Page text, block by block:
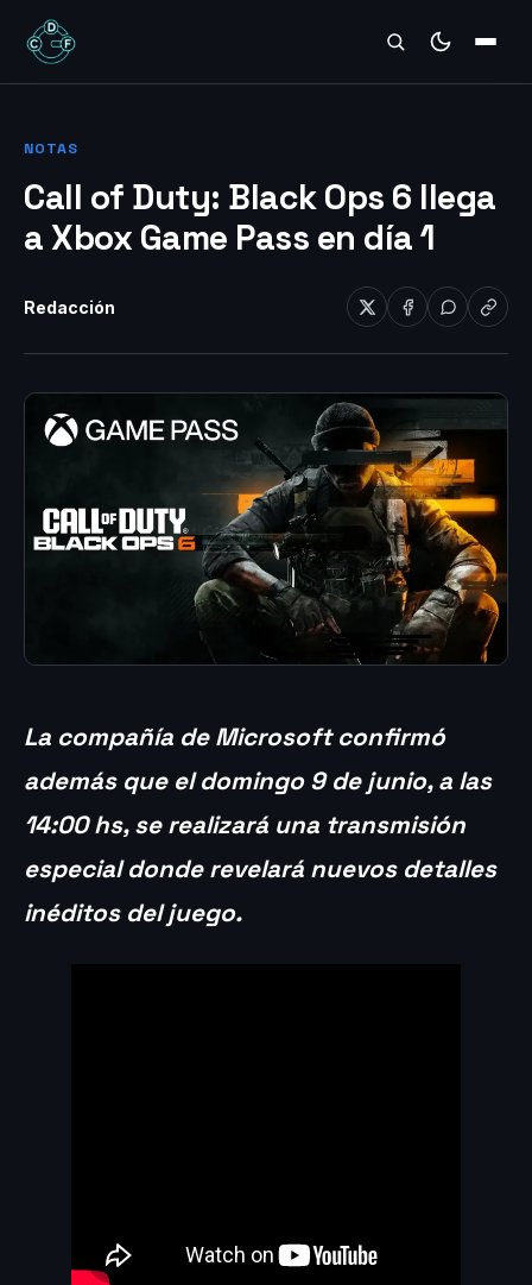
REVIEWS
NOTAS
Call of Duty: Black Ops 6 llega
a Xbox Game Pass en día 1
Redacción
La compañía de Microsoft confirmó
además que el domingo 9 de junio, a las
14:00 hs, se realizará una transmisión
especial donde revelará nuevos detalles
inéditos del juego.